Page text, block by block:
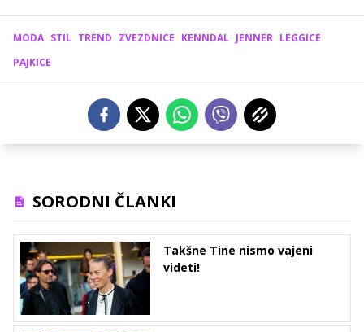
MODA STIL TREND ZVEZDNICE KENNDAL JENNER LEGGICE
PAJKICE
SORODNI ČLANKI
Takšne Tine nismo vajeni
videti!